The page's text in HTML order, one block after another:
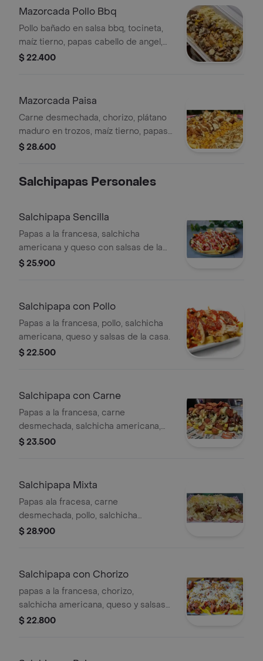
Mazorcada Pollo Bbq
Pollo bañado en salsa bbq, tocineta,
maíz tierno, papas cabello de angel,
cebolla y tomate en salsa bbq, queso
$ 22.400
Mazorcada Paisa
Carne desmechada, chorizo, plátano
maduro en trozos, maíz tierno, papas
cabello de angel, queso gratinado y
$ 28.600
Salchipapas Personales
Salchipapa Sencilla
Papas a la francesa, salchicha
americana y queso con salsas de la
casa.
$ 25.900
Salchipapa con Pollo
Papas a la francesa, pollo, salchicha
americana, queso y salsas de la casa.
$ 22.500
Salchipapa con Carne
Papas a la francesa, carne
desmechada, salchicha americana,
queso y salsas de la casa.
$ 23.500
Salchipapa Mixta
Papas ala fracesa, carne
desmechada, pollo, salchicha
americana, queso y salsas.
$ 28.900
Salchipapa con Chorizo
papas a la francesa, chorizo,
salchicha americana, queso y salsas
de la casa.
$ 22.800